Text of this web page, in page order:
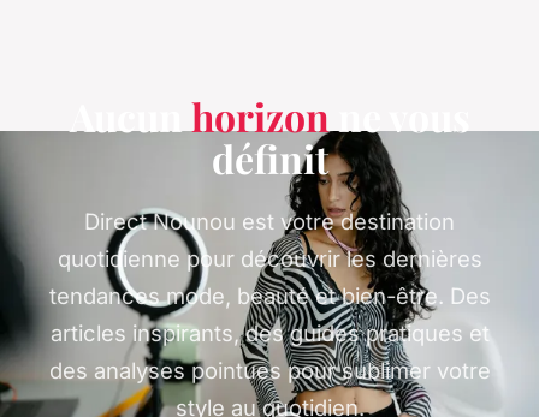
horizon
définit
Direct Nounou est votre destination
quotidienne pour découvrir les dernières
tendances mode, beauté et bien-être. Des
articles inspirants, des guides pratiques et
des analyses pointues pour sublimer votre
style au quotidien.